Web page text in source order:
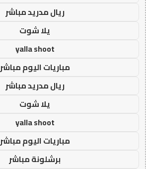
ريال مدريد مباشر
يلا شوت
yalla shoot
مباريات اليوم مباشر
ريال مدريد مباشر
يلا شوت
yalla shoot
مباريات اليوم مباشر
برشلونة مباشر